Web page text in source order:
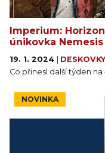
Imperium:
únikovka
19. 1. 2024
Co přinesl další týden na
NOVINKA